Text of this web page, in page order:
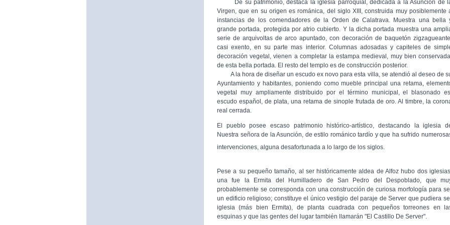
De su patrimonio, destaca la iglesia parroquial, dedicada a la Asunción de
Virgen, que en su origen es románica, del siglo XIII, construida muy posiblemente
instancias de los comendadores de la Orden de Calatrava. Muestra una bella
grande portada, protegida por atrio cubierto. Y la dicha portada muestra una
serie de arquivoltas de arco apuntado, con decoración de baquetón zigzagueante,
casi exento, en su parte mas interior. Columnas adosadas y capiteles de
decoración vegetal, vienen a completar la estampa medieval, muy bien conservada,
de esta bella portada. El resto del templo es de construcción posterior.
A la hora de diseñar un escudo ex novo para esta villa, se atendió al deseo de
Ayuntamiento y habitantes, poniendo como mueble principal una retama,
vegetal muy ampliamente distribuido por el término municipal, el blasonado
escudo español, de plata, una retama de sinople frutada de oro. Al timbre, la
real cerrada.
El pueblo posee escaso patrimonio histórico-artístico, destacando la iglesia
Nuestra señora de la Asunción, de estilo románico tardío y que ha sufrido
intervenciones, alguna desafortunada a lo largo de los siglos.
Pese a su pequeño tamaño, al ser históricamente aldea de Alfoz hubo dos
una fue la Ermita del Humilladero de San Pedro del Despoblado, que
probablemente se corresponda con una construcción de curiosa morfología para
un edificio religioso; constituye el único vestigio del paraje de Server que pudiera
iglesia (más bien Ermita), de planta cuadrada con pequeños torreones en
esquinas y que las gentes del lugar también llamarán "El Castillo De Server".